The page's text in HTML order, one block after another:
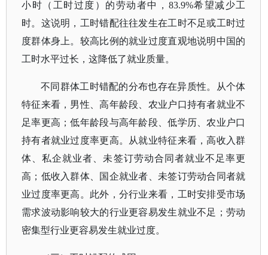
小时（工时过度）的劳动者中，83.9%希望减少工
时。这说明，工时错配往往发生在工时不足或工时过
度群体身上。较高比例的就业过度直观地说明中国的
工时水平过长，这降低了就业质量。
不同群体工时错配的分布也存在异质性。从个体
特征来看，男性、高年龄段、农业户口持有者就业不
足率更高；低年龄段与高年龄段、低学历、农业户口
持有者就业过度率更高。从就业特征来看，高收入群
体、私企就业者、未签订劳动合同者就业不足率更
高；低收入群体、国企就业者、未签订劳动合同者就
业过度率更高。此外，分行业来看，工时安排受市场
需求波动影响较大的行业更容易发生就业不足；劳动
密集型行业更容易发生就业过度。